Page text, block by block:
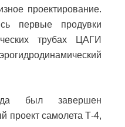
проектирование.
первые продувки
трубах ЦАГИ
был завершен
проект самолета Т-4,